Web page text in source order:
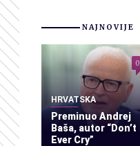
NAJNOVIJE
HRVATSKA
Preminuo Andrej
Baša, autor “Don’t
Ever Cry”
0